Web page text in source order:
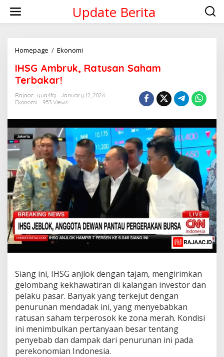
content
Update Berita
Homepage / Ekonomi
Ratusan
IHSG Ambruk, Ratusan Saham
Terbakar!
Rajaac_yua4fg
January 12, 2026
Ekonomi
953 Views
Siang ini, IHSG anjlok dengan tajam, mengirimkan
gelombang kekhawatiran di kalangan investor dan
pelaku pasar. Banyak yang terkejut dengan
penurunan mendadak ini, yang menyebabkan
ratusan saham terperosok ke zona merah. Kondisi
ini menimbulkan pertanyaan besar tentang
penyebab dan dampak dari penurunan ini pada
perekonomian Indonesia.